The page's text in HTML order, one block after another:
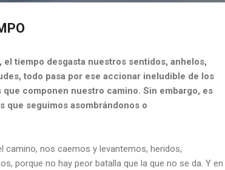
tiempo desgasta nuestros sentidos, anhelos,
todo pasa por ese accionar ineludible de los
componen nuestro camino. Sin embargo, es
que seguimos asombrándonos o
camino, nos caemos y levantemos, heridos,
porque no hay peor batalla que la que no se da. Y en